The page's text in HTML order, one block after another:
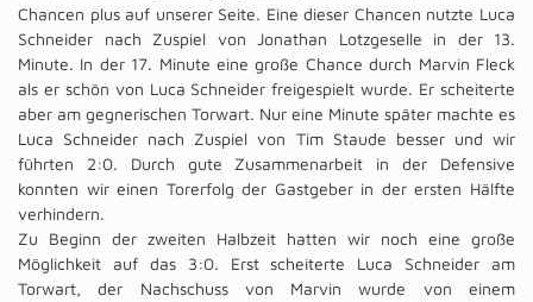
Chancen plus auf unserer Seite. Eine dieser Chancen nutzte Luca
Schneider nach Zuspiel von Jonathan Lotzgeselle in der 13.
Minute. In der 17. Minute eine große Chance durch Marvin Fleck
als er schön von Luca Schneider freigespielt wurde. Er scheiterte
aber am gegnerischen Torwart. Nur eine Minute später machte es
Luca Schneider nach Zuspiel von Tim Staude besser und wir
führten 2:0. Durch gute Zusammenarbeit in der Defensive
konnten wir einen Torerfolg der Gastgeber in der ersten Hälfte
verhindern.
Zu Beginn der zweiten Halbzeit hatten wir noch eine große
Möglichkeit auf das 3:0. Erst scheiterte Luca Schneider am
Torwart, der Nachschuss von Marvin wurde von einem